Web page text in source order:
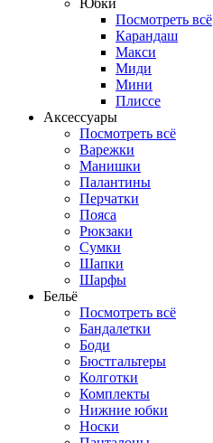
Посмотреть всё
Карандаш
Макси
Миди
Мини
Плиссе
Аксессуары
Посмотреть всё
Варежки
Манишки
Палантины
Перчатки
Пояса
Рюкзаки
Сумки
Шапки
Шарфы
Бельё
Посмотреть всё
Бандалетки
Боди
Бюстгальтеры
Колготки
Комплекты
Нижние юбки
Носки